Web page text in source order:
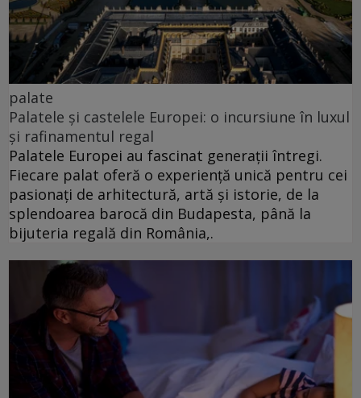
palate
Palatele și castelele Europei: o incursiune în luxul
și rafinamentul regal
Palatele Europei au fascinat generații întregi.
Fiecare palat oferă o experiență unică pentru cei
pasionați de arhitectură, artă și istorie, de la
splendoarea barocă din Budapesta, până la
bijuteria regală din România,.